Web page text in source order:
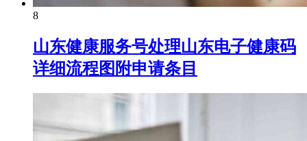
8
山东健康服务号处理山东电子健康码
详细流程图附申请条目